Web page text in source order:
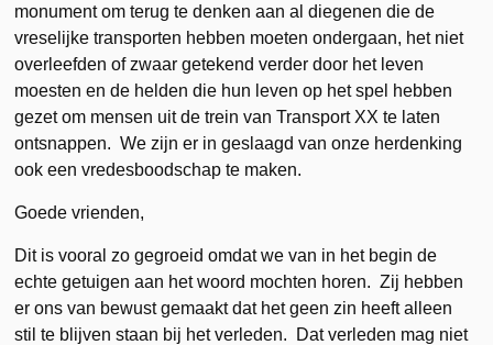
monument om terug te denken aan al diegenen die de
vreselijke transporten hebben moeten ondergaan, het niet
overleefden of zwaar getekend verder door het leven
moesten en de helden die hun leven op het spel hebben
gezet om mensen uit de trein van Transport XX te laten
ontsnappen. We zijn er in geslaagd van onze herdenking
ook een vredesboodschap te maken.
Goede vrienden,
Dit is vooral zo gegroeid omdat we van in het begin de
echte getuigen aan het woord mochten horen. Zij hebben
er ons van bewust gemaakt dat het geen zin heeft alleen
stil te blijven staan bij het verleden. Dat verleden mag niet